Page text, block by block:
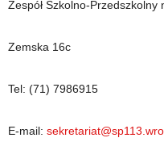
Zespół Szkolno-Przedszkolny
Zemska 16c
Tel: (71) 7986915
E-mail: